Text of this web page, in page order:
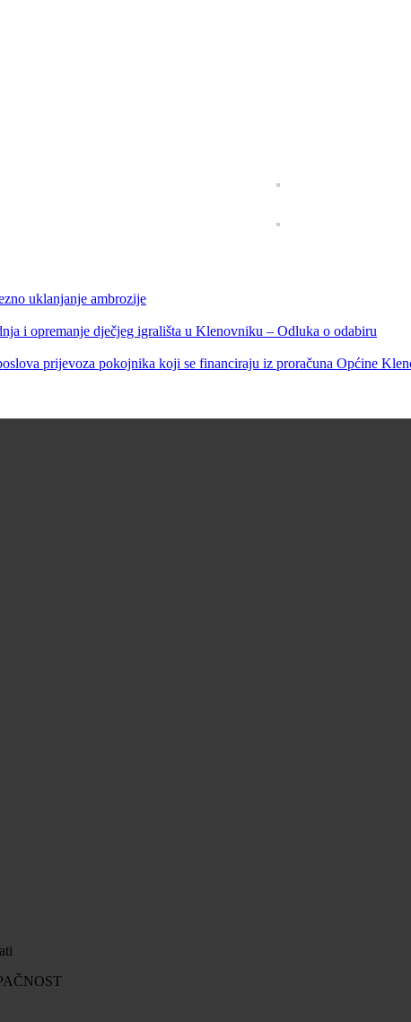
uklanjanje ambrozije
i opremanje dječjeg igrališta u Klenovniku – Odluka o odabiru
prijevoza pokojnika koji se financiraju iz proračuna Općine